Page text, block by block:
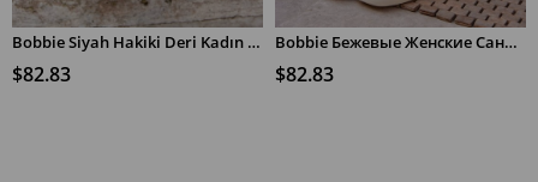
Bobbie Siyah Hakiki Deri Kadın Sandalet
$82.83
Bobbie Бежевые Женские Сандалии из Натуральной Кожи
$82.83